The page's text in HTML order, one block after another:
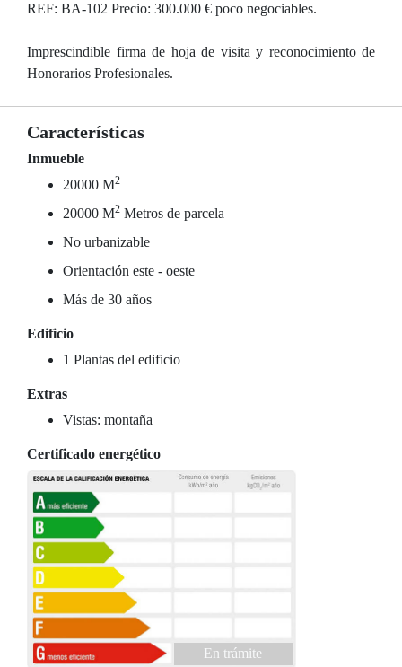
REF: BA-102 Precio: 300.000 € poco negociables.
Imprescindible firma de hoja de visita y reconocimiento de
Honorarios Profesionales.
Características
Inmueble
20000 M2
20000 M2 Metros de parcela
No urbanizable
Orientación este - oeste
Más de 30 años
Edificio
1 Plantas del edificio
Extras
Vistas: montaña
Certificado energético
En trámite